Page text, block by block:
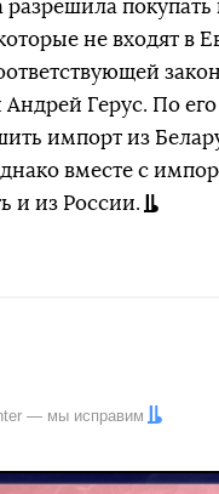
разрешила
не входят в
Герус. По его
импорт из
вместе с
и из России.
— мы исправим